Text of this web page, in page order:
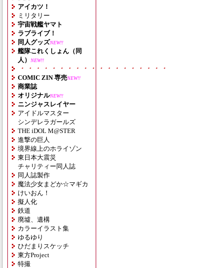
アイカツ！
ミリタリー
宇宙戦艦ヤマト
ラブライブ！
同人グッズNEW!!
艦隊これくしょん（同
人）
NEW!!
・・・・・・・・・・・・・・・・・・・
COMIC ZIN 専売NEW!!
商業誌
オリジナルNEW!!
ニンジャスレイヤー
アイドルマスター
シンデレラガールズ
THE iDOL M@STER
進撃の巨人
境界線上のホライゾン
東日本大震災
チャリティー同人誌
同人誌製作
魔法少女まどか☆マギカ
けいおん！
擬人化
鉄道
廃墟、遺構
カラーイラスト集
ゆるゆり
ひだまりスケッチ
東方Project
特撮